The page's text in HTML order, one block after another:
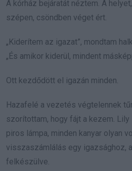
A kórház bejáratát néztem. A
szépen, csöndben véget ért.
„Kiderítem az igazat”, mondtam
„És amikor kiderül, mindent
Ott kezdődött el igazán minden.
Hazafelé a vezetés végtelennek
szorítottam, hogy fájt a kezem.
piros lámpa, minden kanyar olyan
visszaszámlálás egy igazsághoz,
felkészülve.